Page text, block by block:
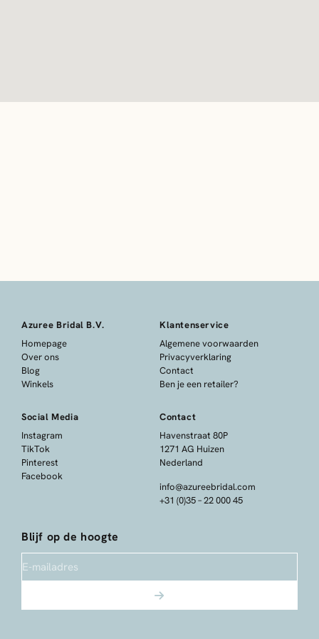
Azuree Bridal B.V.
Homepage
Over ons
Blog
Winkels
Klantenservice
Algemene voorwaarden
Privacyverklaring
Contact
Ben je een retailer?
Social Media
Instagram
TikTok
Pinterest
Facebook
Contact
Havenstraat 80P
1271 AG Huizen
Nederland
info@azureebridal.com
+31 (0)35 – 22 000 45
Blijf op de hoogte